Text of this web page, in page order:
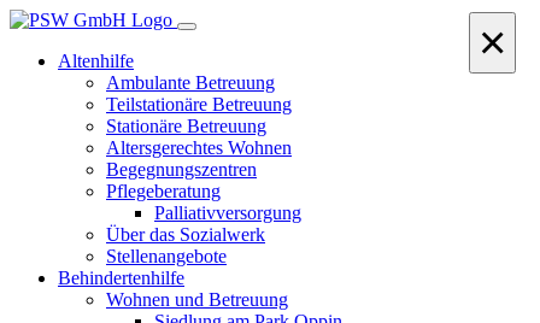
Altenhilfe
Ambulante Betreuung
Teilstationäre Betreuung
Stationäre Betreuung
Altersgerechtes Wohnen
Begegnungszentren
Pflegeberatung
Palliativversorgung
Über das Sozialwerk
Stellenangebote
Behindertenhilfe
Wohnen und Betreuung
×